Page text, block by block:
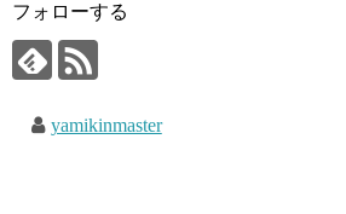
フォローする
yamikinmaster